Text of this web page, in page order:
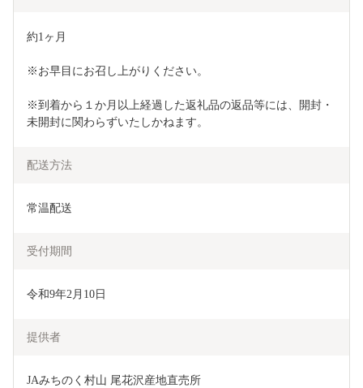
約1ヶ月
※お早目にお召し上がりください。
※到着から１か月以上経過した返礼品の返品等には、開封・
未開封に関わらずいたしかねます。
配送方法
常温配送
受付期間
令和9年2月10日
提供者
JAみちのく村山 尾花沢産地直売所